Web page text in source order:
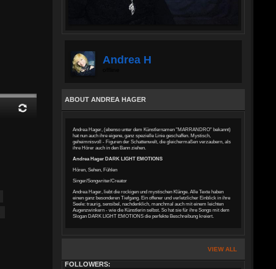
Andrea H
ABOUT ANDREA HAGER
Andrea Hager, (ebenso unter dem Künstlernamen "MARRANDRO" bekannt)
hat nun auch ihre eigene, ganz spezielle Linie geschaffen. Mystisch,
geheimnisvoll - Figuren der Schattenwelt, die gleichermaßen verzaubern, als
ihre Hörer auch in den Bann ziehen.
Andrea Hager DARK LIGHT EMOTIONS
Hören, Sehen, Fühlen
Singer/Songwriter/Creator
Andrea Hager, liebt die rockigen und mystischen Klänge. Alle Texte haben
einen ganz besonderen Tiefgang. Ein offener und verletzlicher Einblick in ihre
Seele: traurig, sensibel, nachdenklich, manchmal auch mit einem leichten
Augenzwinkern - wie die Künstlerin selbst. So hat sie für ihre Songs mit dem
Slogan DARK LIGHT EMOTIONS die perfekte Beschreibung kreiert.
VIEW ALL
FOLLOWERS: